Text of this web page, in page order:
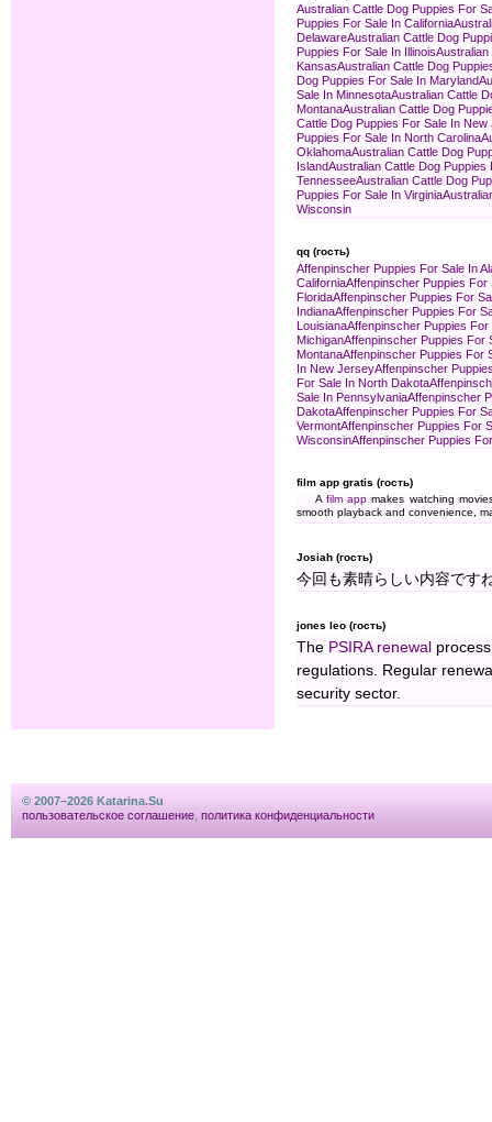
Australian Cattle Dog Puppies For
Puppies For Sale In California
DelawareAustralian Cattle Dog
Puppies For Sale In IllinoisAustralian
KansasAustralian Cattle Dog
Dog Puppies For Sale In Maryland
Sale In MinnesotaAustralian Cattle
MontanaAustralian Cattle Dog
Cattle Dog Puppies For Sale In
Puppies For Sale In North Carolina
OklahomaAustralian Cattle Dog
IslandAustralian Cattle Dog Puppies
TennesseeAustralian Cattle Dog
Puppies For Sale In Virginia
Wisconsin
qq (гость)
Affenpinscher Puppies For Sale In
CaliforniaAffenpinscher Puppies For
FloridaAffenpinscher Puppies For
IndianaAffenpinscher Puppies For
LouisianaAffenpinscher Puppies For
MichiganAffenpinscher Puppies For
MontanaAffenpinscher Puppies For
In New JerseyAffenpinscher
For Sale In North Dakota
Sale In PennsylvaniaAffenpinscher
DakotaAffenpinscher Puppies For
VermontAffenpinscher Puppies For
WisconsinAffenpinscher Puppies
film app gratis (гость)
A film appmakes watching
smooth playback and convenience,
Josiah (гость)
今回も素晴らしい内容です
jones leo (гость)
The PSIRA renewal
regulations. Regular
security sector.
© 2007–2026 Katarina.Su
пользовательское соглашение политика конфиденциальности